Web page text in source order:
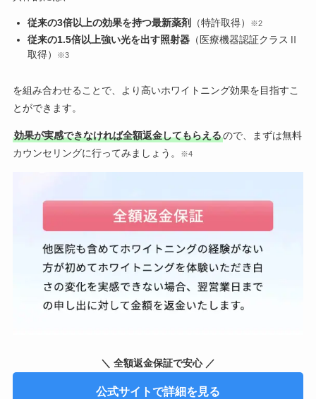
従来の3倍以上の効果を持つ最新薬剤（特許取得） ※2
従来の1.5倍以上強い光を出す照射器（医療機器認証クラスⅡ
取得）
※3
を組み合わせることで、より高いホワイトニング効果を目指すこ
とができます。
効果が実感できなければ全額返金してもらえるので、まずは無料
カウンセリングに行ってみましょう。
※4
＼ 全額返金保証で安心 ／
公式サイトで詳細を見る